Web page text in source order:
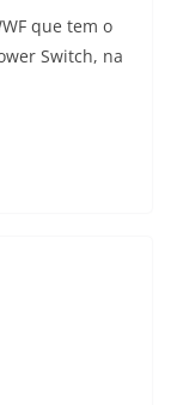
que tem o
Switch, na